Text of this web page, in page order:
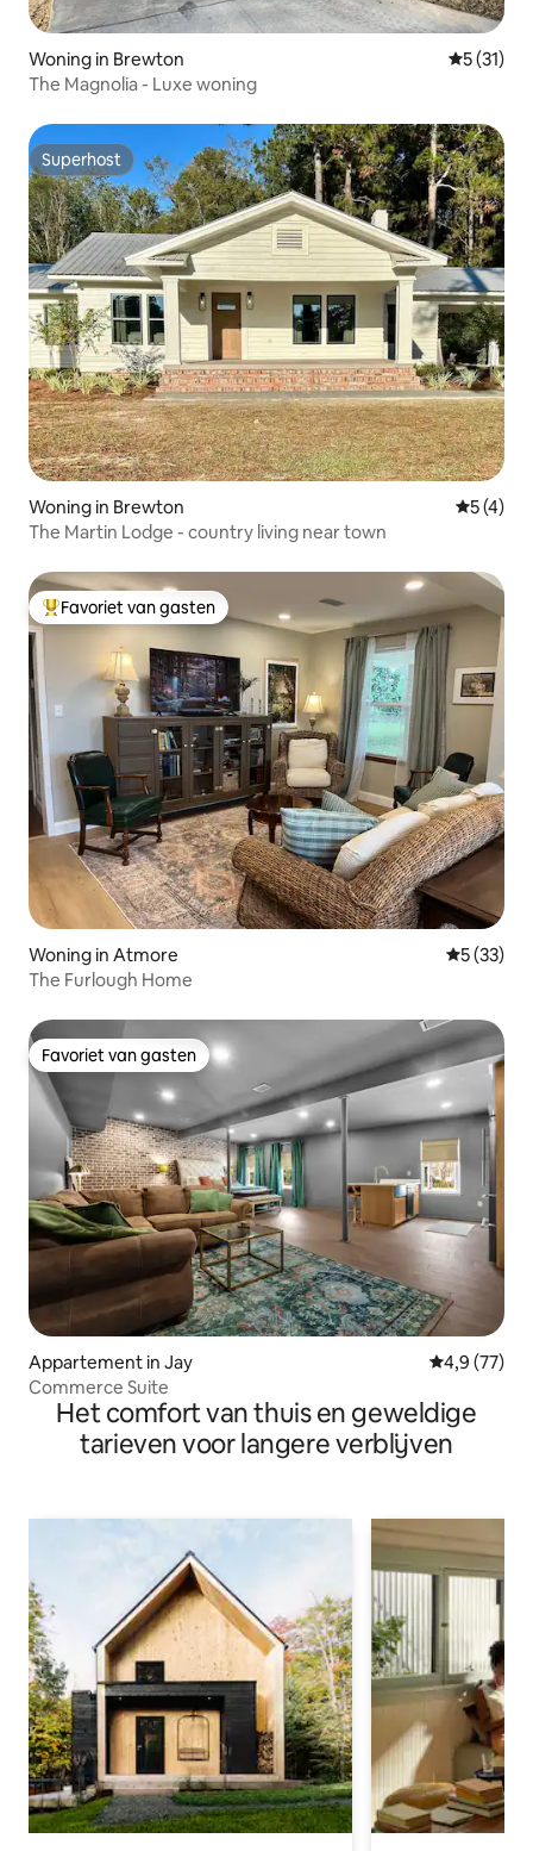
Woning in Brewton
5 (31)
The Magnolia - Luxe woning
Superhost
Superhost
Woning in Brewton
5 (4)
The Martin Lodge - country living near town
Topfavoriet van gasten
Favoriet van gasten
Woning in Atmore
5 (33)
The Furlough Home
Favoriet van gasten
Favoriet van gasten
Appartement in Jay
4,9 (77)
Commerce Suite
Het comfort van thuis en geweldige
tarieven voor langere verblijven